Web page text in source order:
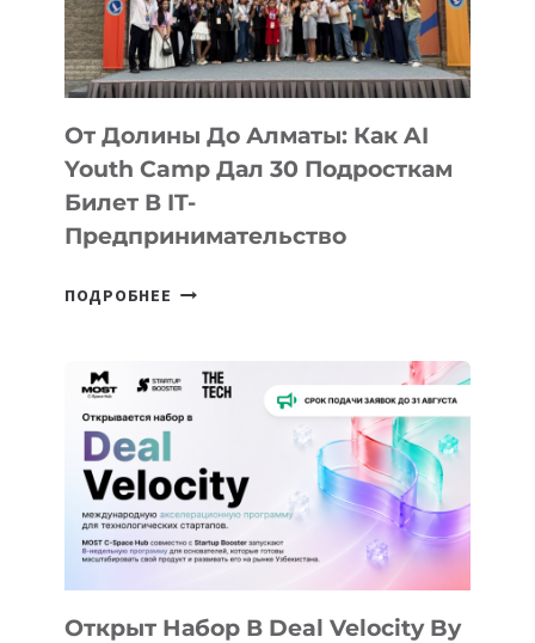
От Долины До Алматы: Как AI
Youth Camp Дал 30 Подросткам
Билет В IT-
Предпринимательство
ПОДРОБНЕЕ ОТ
АЛМАТЫ:
AI
YOUTH
CAMP
ДАЛ
30
ПОДРОСТКАМ
БИЛЕТ
Открыт Набор В Deal Velocity By